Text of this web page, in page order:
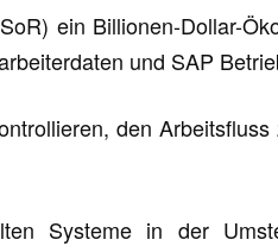
ein Billionen-Dollar-
und SAP
den
Systeme in der